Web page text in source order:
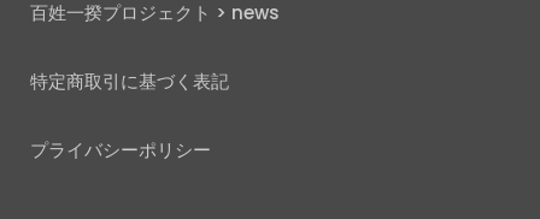
百姓一揆プロジェクト > news
特定商取引に基づく表記
プライバシーポリシー